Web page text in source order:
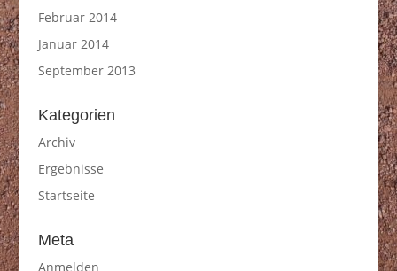
Februar 2014
Januar 2014
September 2013
Kategorien
Archiv
Ergebnisse
Startseite
Meta
Anmelden